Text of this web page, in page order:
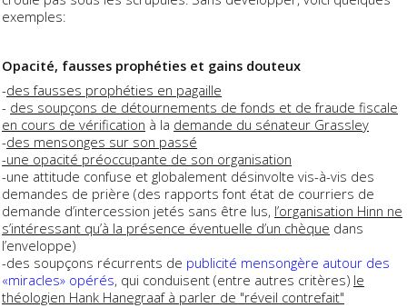
exemples:
Opacité, fausses prophéties et gains douteux
-des fausses prophéties en pagaille
- des soupçons de détournements de fonds et de fraude fiscale
en cours de vérification à la demande du sénateur Grassley
-des mensonges sur son passé
-une opacité préoccupante de son organisation
-une attitude confuse et globalement désinvolte vis-à-vis des
demandes de prière (des rapports font état de courriers de
demande d’intercession jetés sans être lus, l’organisation Hinn ne
s’intéressant qu’à la présence éventuelle d’un chèque dans
l’enveloppe)
-des soupçons récurrents de publicité mensongère autour des
«miracles» opérés, qui conduisent (entre autres critères) le
théologien Hank Hanegraaf à parler de "réveil contrefait"